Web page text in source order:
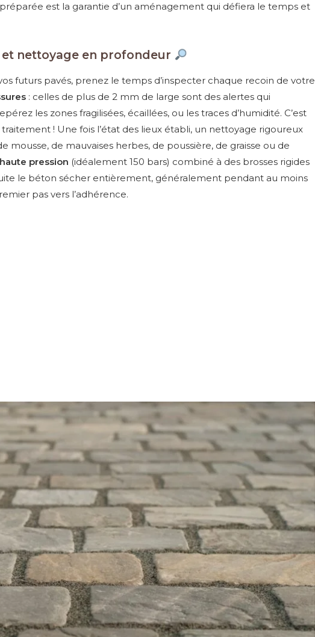
est la garantie d’un aménagement qui défiera le temps et
nettoyage en profondeur
futurs pavés, prenez le temps d’inspecter chaque recoin de votre
: celles de plus de 2 mm de large sont des alertes qui
les zones fragilisées, écaillées, ou les traces d’humidité. C’est
! Une fois l’état des lieux établi, un nettoyage rigoureux
mousse, de mauvaises herbes, de poussière, de graisse ou de
pression (idéalement 150 bars) combiné à des brosses rigides
le béton sécher entièrement, généralement pendant au moins
pas vers l’adhérence.